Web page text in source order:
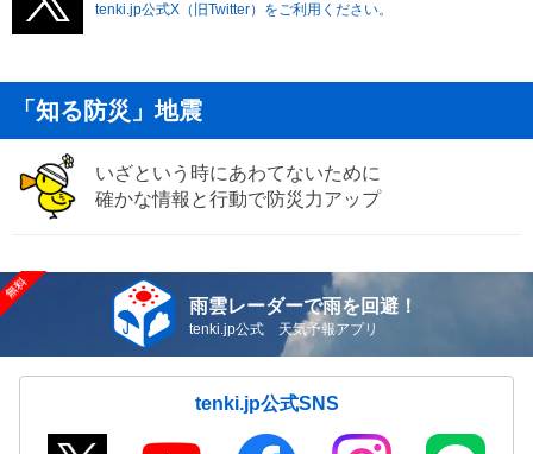
tenki.jp公式X（旧Twitter）をご利用ください。
「知る防災」地震
いざという時にあわてないために
確かな情報と行動で防災力アップ
雨雲レーダーで雨を回避！
tenki.jp公式 天気予報アプリ
tenki.jp公式SNS